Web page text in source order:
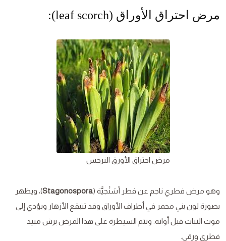
مرض احتراق الأوراق (leaf scorch):
مرض احتراق الأورق النرجس
وهو مرض فطري ناجم عن فطر أسَنْجيَّة (Stagonospora)، ويظهر
بصورة لون بني محمر في أطراف الأوراق وقد تتبقع الأزهار ويؤدي إلى
موت النبات قبل أوانه. وتتم السيطرة على هذا المرض برش مبيد
فطري ورقي.